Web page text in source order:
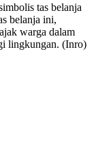
tas belanja
belanja ini,
warga dalam
lingkungan. (Inro)